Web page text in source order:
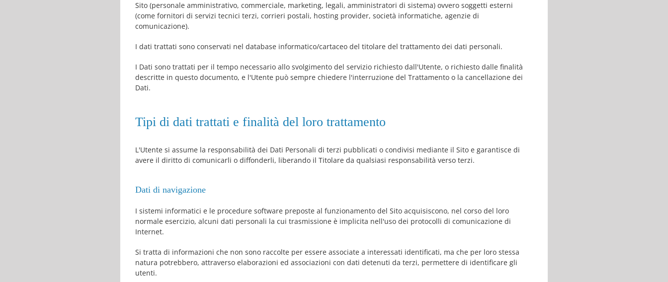
Sito (personale amministrativo, commerciale, marketing, legali, amministratori di sistema) ovvero soggetti esterni
(come fornitori di servizi tecnici terzi, corrieri postali, hosting provider, società informatiche, agenzie di
comunicazione).
I dati trattati sono conservati nel database informatico/cartaceo del titolare del trattamento dei dati personali.
I Dati sono trattati per il tempo necessario allo svolgimento del servizio richiesto dall'Utente, o richiesto dalle finalità
descritte in questo documento, e l'Utente può sempre chiedere l'interruzione del Trattamento o la cancellazione dei
Dati.
Tipi di dati trattati e finalità del loro trattamento
L'Utente si assume la responsabilità dei Dati Personali di terzi pubblicati o condivisi mediante il Sito e garantisce di
avere il diritto di comunicarli o diffonderli, liberando il Titolare da qualsiasi responsabilità verso terzi.
Dati di navigazione
I sistemi informatici e le procedure software preposte al funzionamento del Sito acquisiscono, nel corso del loro
normale esercizio, alcuni dati personali la cui trasmissione è implicita nell'uso dei protocolli di comunicazione di
Internet.
Si tratta di informazioni che non sono raccolte per essere associate a interessati identificati, ma che per loro stessa
natura potrebbero, attraverso elaborazioni ed associazioni con dati detenuti da terzi, permettere di identificare gli
utenti.